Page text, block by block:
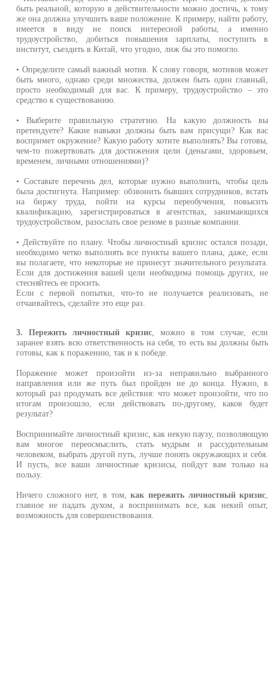
быть реальной, которую в действительности можно достичь, к тому
же она должна улучшить ваше положение. К примеру, найти работу,
имеется в виду не поиск интересной работы, а именно
трудоустройство, добиться повышения зарплаты, поступить в
институт, съездить в Китай, что угодно, лиж бы это помогло.
• Определите самый важный мотив. К слову говоря, мотивов может
быть много, однако среди множества, должен быть один главный,
просто необходимый для вас. К примеру, трудоустройство – это
средство к существованию.
• Выберите правильную стратегию. На какую должность вы
претендуете? Какие навыки должны быть вам присущи? Как вас
воспримет окружение? Какую работу хотите выполнять? Вы готовы,
чем-то пожертвовать для достижения цели (деньгами, здоровьем,
временем, личными отношениями)?
• Составьте перечень дел, которые нужно выполнить, чтобы цель
была достигнута. Например: обзвонить бывших сотрудников, встать
на биржу труда, пойти на курсы переобучения, повысить
квалификацию, зарегистрироваться в агентствах, занимающихся
трудоустройством, разослать свое резюме в разные компании.
• Действуйте по плану. Чтобы личностный кризис остался позади,
необходимо четко выполнять все пункты вашего плана, даже, если
вы полагаете, что некоторые не принесут значительного результата.
Если для достижения вашей цели необходима помощь других, не
стесняйтесь ее просить.
Если с первой попытки, что-то не получается реализовать, не
отчаивайтесь, сделайте это еще раз.
3. Пережить личностный кризис , можно в том случае, если
заранее взять всю ответственность на себя, то есть вы должны быть
готовы, как к поражению, так и к победе.
Поражение может произойти из-за неправильно выбранного
направления или же путь был пройден не до конца. Нужно, в
который раз продумать все действия: что может произойти, что по
итогам произошло, если действовать по-другому, каков будет
результат?
Воспринимайте личностный кризис, как некую паузу, позволяющую
вам многое переосмыслить, стать мудрым и рассудительным
человеком, выбрать другой путь, лучше понять окружающих и себя.
И пусть, все ваши личностные кризисы, пойдут вам только на
пользу.
Ничего сложного нет, в том,как пережить личностный кризис
главное не падать духом, а воспринимать все, как некий опыт,
возможность для совершенствования.